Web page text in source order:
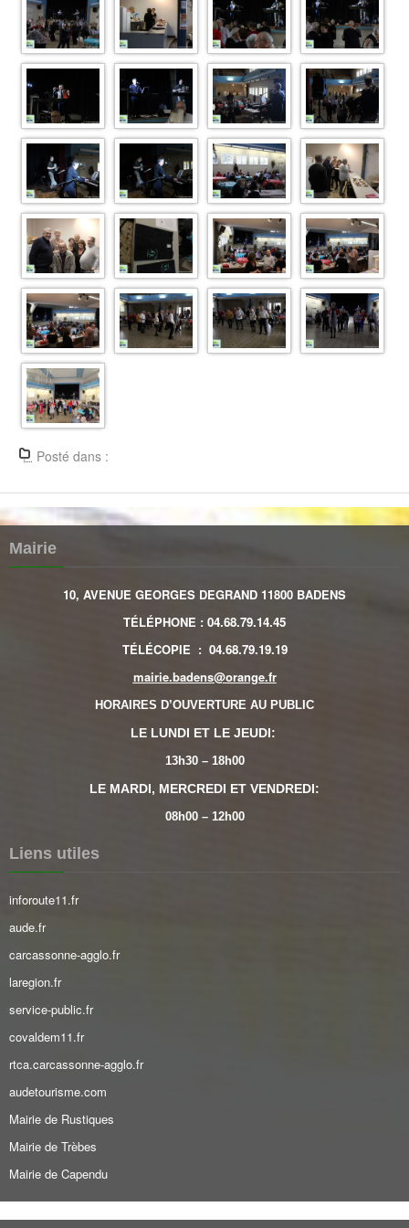
IMG 6828 IMG 6829 IMG 6831 IMG 6834
IMG 6837 IMG 6841 IMG 6843 IMG 6844
IMG 6848 IMG 6850 IMG 6853 IMG 6855
IMG 6857 IMG 6863 IMG 6867 IMG 6870
IMG 6872
Posté dans :
Mairie
10, AVENUE GEORGES DEGRAND 11800 BADENS
TÉLÉPHONE : 04.68.79.14.45
TÉLÉCOPIE : 04.68.79.19.19
mairie.badens@orange.fr
HORAIRES D’OUVERTURE AU PUBLIC
LE LUNDI ET LE JEUDI:
13h30 – 18h00
LE MARDI, MERCREDI ET VENDREDI:
08h00 – 12h00
Liens utiles
inforoute11.fr
aude.fr
carcassonne-agglo.fr
laregion.fr
service-public.fr
covaldem11.fr
rtca.carcassonne-agglo.fr
audetourisme.com
Mairie de Rustiques
Mairie de Trèbes
Mairie de Capendu